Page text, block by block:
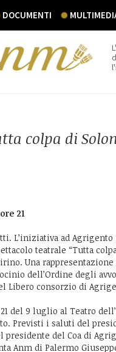
DOCUMENTI
colpa di
21
L’iniziativa ad
teatrale “Tutta
Una
dell’Ordine degli
Libero consorzio di
del 9 luglio al Teatro
Previsti i saluti del
del Coa di
Anm di Palermo